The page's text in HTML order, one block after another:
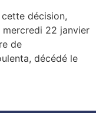
décision,
22 janvier
de
décédé le